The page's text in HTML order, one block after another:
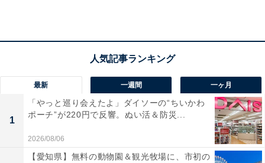
ユーザーからは「コンパクトなのに想像以上の重低音」
「シート下に収まるのが最高」と満足する声が目立ちま
す。一方で、「本格的な爆音を求めるには物足りない」
という意見も。手軽に愛車の音質を向上させたい人や、
スペースを犠牲にしたくない人には、おすすめの商品と
いえそうです。
最新 一週間 一ヶ月
1
「やっと巡り会えたよ」ダイソーの“ちいかわ
ポーチ”が220円で反響。ぬい活＆防災...
2026/08/06
【愛知県】無料の動物園＆観光牧場に、市初の